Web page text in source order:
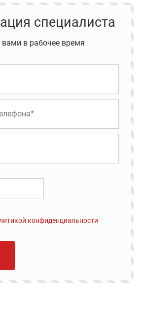
специалиста
в рабочее время
конфиденциальности